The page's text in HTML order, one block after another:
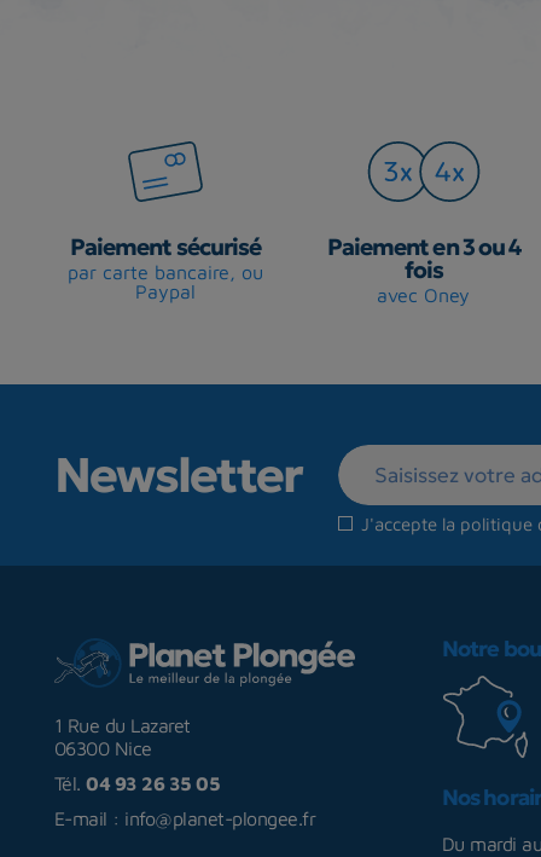
Paiement sécurisé
par carte bancaire, ou
Paypal
Paiement en 3 ou 4
fois
avec Oney
Newsletter
J'accepte la politique
1 Rue du Lazaret
06300 Nice
Tél. 04 93 26 35 05
E-mail : info@planet-plongee.fr
Notre
Nos
Du mardi